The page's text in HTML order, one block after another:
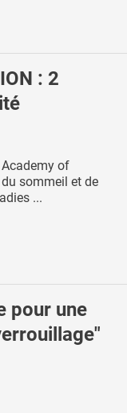
: 2
Academy of
sommeil et de
...
pour une